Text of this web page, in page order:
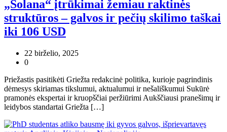
„Solana“ įtrūkimai žemiau raktinės
struktūros – galvos ir pečių skilimo taškai
iki 106 USD
22 birželio, 2025
0
Priežastis pasitikėti Griežta redakcinė politika, kurioje pagrindinis
dėmesys skiriamas tikslumui, aktualumui ir nešališkumui Sukūrė
pramonės ekspertai ir kruopščiai peržiūrimi Aukščiausi pranešimų ir
leidybos standartai Griežta […]